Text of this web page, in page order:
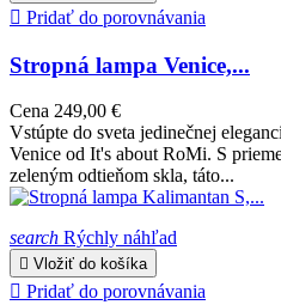
 Pridať do porovnávania
Stropná lampa Venice,...
Cena 249,00 €
Vstúpte do sveta jedinečnej
Venice od It's about RoMi. S
zeleným odtieňom skla, táto...
search Rýchly náhľad
 Vložiť do košíka
 Pridať do porovnávania